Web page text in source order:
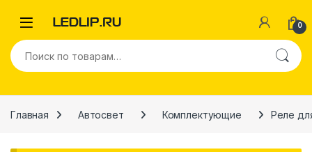
0
Искать:
Главная Автосвет Комплектующие Реле